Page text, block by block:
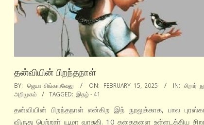
தன்வியின் பிறந்தநாள்
2025-
02-
15
BY: ஜெயா சிங்காரவேலு ON: FEBRUARY 15, 2025 IN: சிறார்
அறிமுகம்
TAGGED: இதழ் - 41
தன்வியின் பிறந்தநாள் என்கிற இந் நூலுக்காக, பால
விருது பெற்றார் யூமா வாசுகி. 10 கதைகளை உள்ளடக்கிய